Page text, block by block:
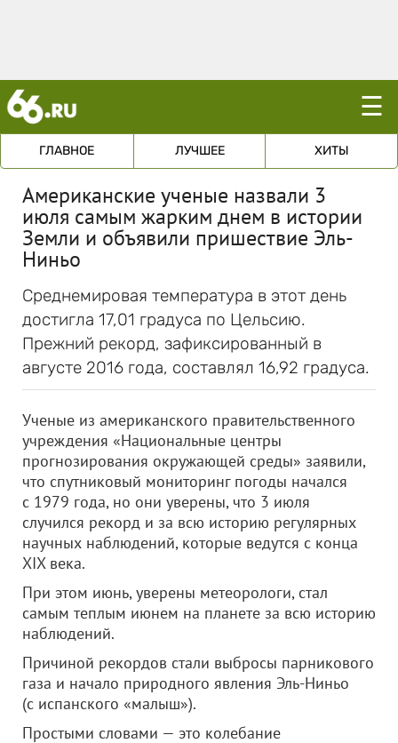
☰
ГЛАВНОЕ ЛУЧШЕЕ ХИТЫ
Американские ученые назвали 3
июля самым жарким днем в истории
Земли и объявили пришествие Эль-
Ниньо
Среднемировая температура в этот день
достигла 17,01 градуса по Цельсию.
Прежний рекорд, зафиксированный в
августе 2016 года, составлял 16,92 градуса.
Ученые из американского правительственного
учреждения «Национальные центры
прогнозирования окружающей среды» заявили,
что спутниковый мониторинг погоды начался
с 1979 года, но они уверены, что 3 июля
случился рекорд и за всю историю регулярных
научных наблюдений, которые ведутся с конца
XIX века.
При этом июнь, уверены метеорологи, стал
самым теплым июнем на планете за всю историю
наблюдений.
Причиной рекордов стали выбросы парникового
газа и начало природного явления Эль-Ниньо
(с испанского «малыш»).
Простыми словами — это колебание